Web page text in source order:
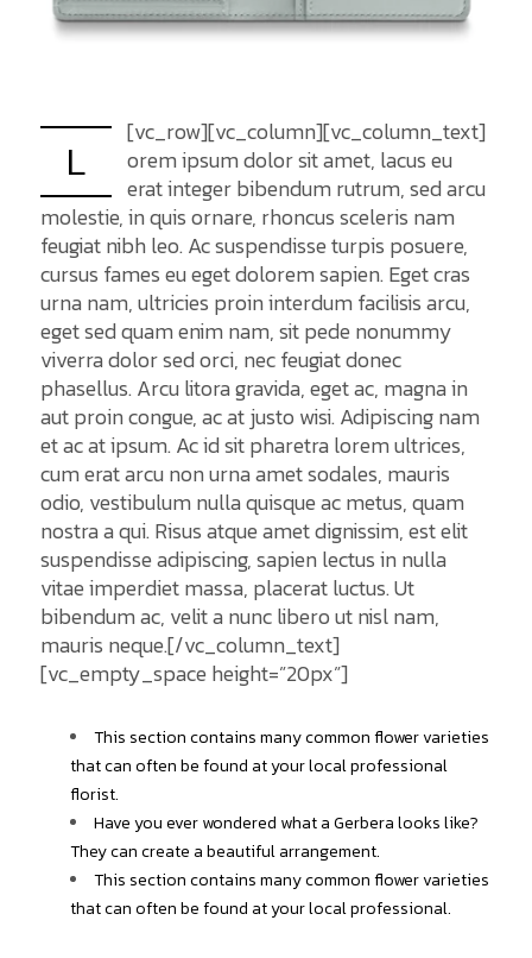
[vc_row][vc_column][vc_column_text]
L
orem ipsum dolor sit amet, lacus eu
erat integer bibendum rutrum, sed arcu
molestie, in quis ornare, rhoncus sceleris nam
feugiat nibh leo. Ac suspendisse turpis posuere,
cursus fames eu eget dolorem sapien. Eget cras
urna nam, ultricies proin interdum facilisis arcu,
eget sed quam enim nam, sit pede nonummy
viverra dolor sed orci, nec feugiat donec
phasellus. Arcu litora gravida, eget ac, magna in
aut proin congue, ac at justo wisi. Adipiscing nam
et ac at ipsum. Ac id sit pharetra lorem ultrices,
cum erat arcu non urna amet sodales, mauris
odio, vestibulum nulla quisque ac metus, quam
nostra a qui. Risus atque amet dignissim, est elit
suspendisse adipiscing, sapien lectus in nulla
vitae imperdiet massa, placerat luctus. Ut
bibendum ac, velit a nunc libero ut nisl nam,
mauris neque.[/vc_column_text]
[vc_empty_space height=”20px”]
This section contains many common flower varieties
that can often be found at your local professional
florist.
Have you ever wondered what a Gerbera looks like?
They can create a beautiful arrangement.
This section contains many common flower varieties
that can often be found at your local professional.